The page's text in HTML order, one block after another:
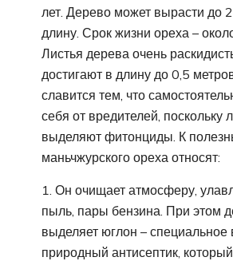
лет. Дерево может вырасти до
длину. Срок жизни ореха –
Листья дерева очень
достигают в длину до 0,5
славится тем, что
себя от вредителей, поскольку
выделяют фитонциды. К
маньчжурского ореха относят:
Он очищает атмосферу,
пыль, пары бензина. При этом
выделяет юглон – специальное
природный антисептик, который